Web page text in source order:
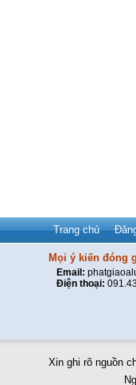
Trang chủ
Mọi ý kiến đóng
Email:
Điện thoại:
Xin ghi rõ nguồn